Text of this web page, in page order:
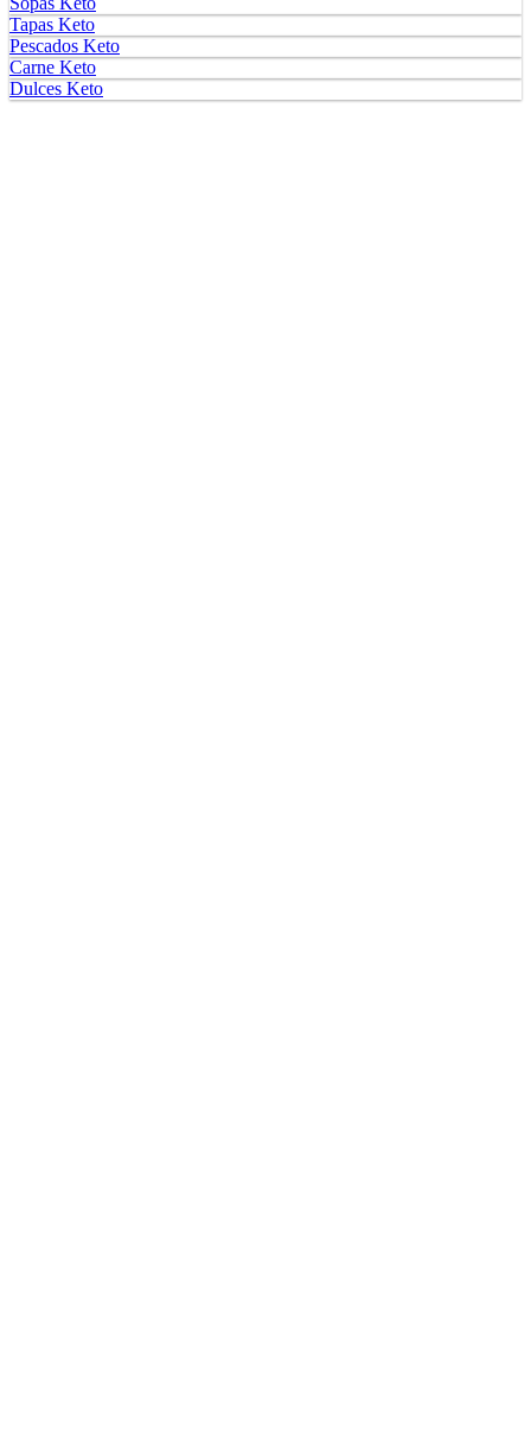
Tapas Keto
Pescados Keto
Carne Keto
Dulces Keto